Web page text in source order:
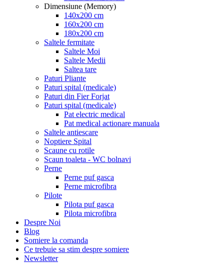
Dimensiune (Memory)
140x200 cm
160x200 cm
180x200 cm
Saltele fermitate
Saltele Moi
Saltele Medii
Saltea tare
Paturi Pliante
Paturi spital (medicale)
Paturi din Fier Forjat
Paturi spital (medicale)
Pat electric medical
Pat medical actionare manuala
Saltele antiescare
Noptiere Spital
Scaune cu rotile
Scaun toaleta - WC bolnavi
Perne
Perne puf gasca
Perne microfibra
Pilote
Pilota puf gasca
Pilota microfibra
Despre Noi
Blog
Somiere la comanda
Ce trebuie sa stim despre somiere
Newsletter